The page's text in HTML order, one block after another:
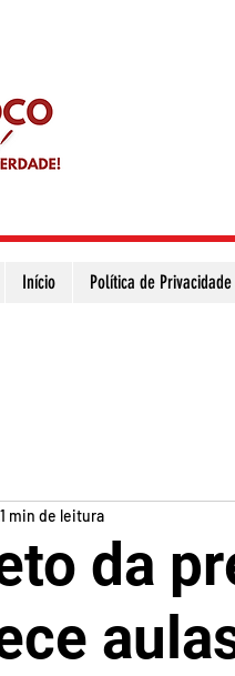
Início Política de Privacidade
da
1 min de leitura